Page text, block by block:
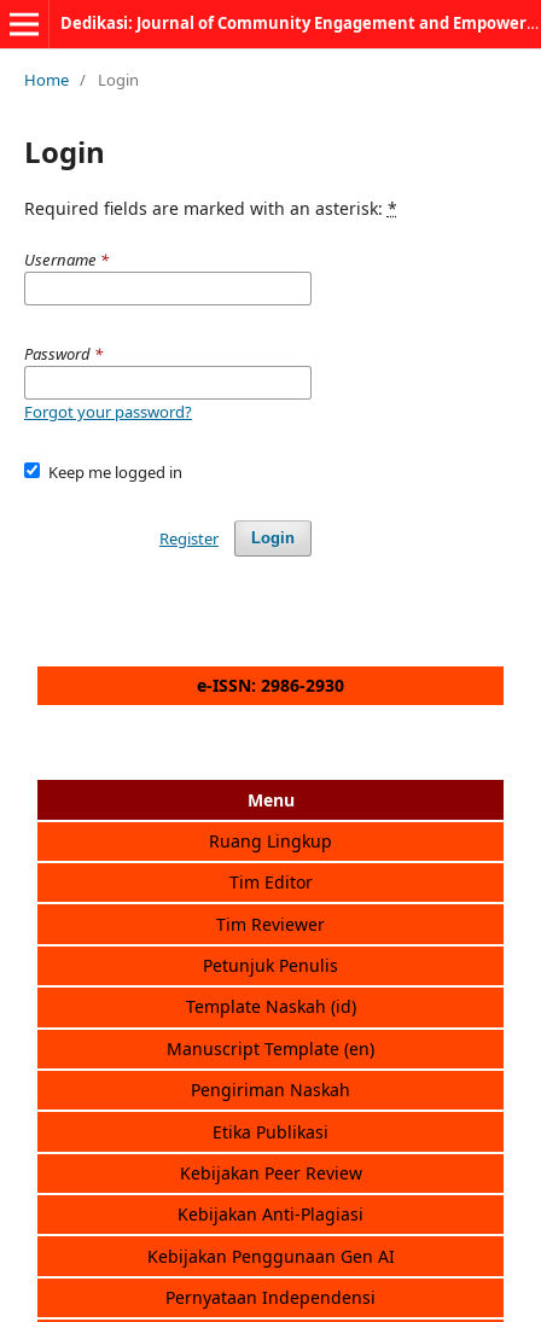
Dedikasi: Journal of Community Engagement and Empowerment
Home / Login
Login
Required fields are marked with an asterisk: *
Username *
Password *
Forgot your password?
Keep me logged in
Login
Register
e-ISSN: 2986-2930
Menu
Ruang Lingkup
Tim Editor
Tim Reviewer
Petunjuk Penulis
Template Naskah (id)
Manuscript Template (en)
Pengiriman Naskah
Etika Publikasi
Kebijakan Peer Review
Kebijakan Anti-Plagiasi
Kebijakan Penggunaan Gen AI
Pernyataan Independensi